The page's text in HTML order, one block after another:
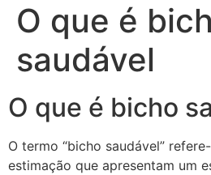
O que é
saudável
O que é bicho
O termo “bicho saudável”
estimação que apresentam um